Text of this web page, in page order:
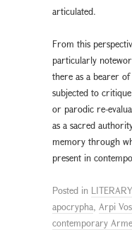
articulated.
From this
particularly
there as a bearer
subjected to
or parodic re-
as a sacred
memory through
present in
Posted in
apocrypha, Arpi
contemporary